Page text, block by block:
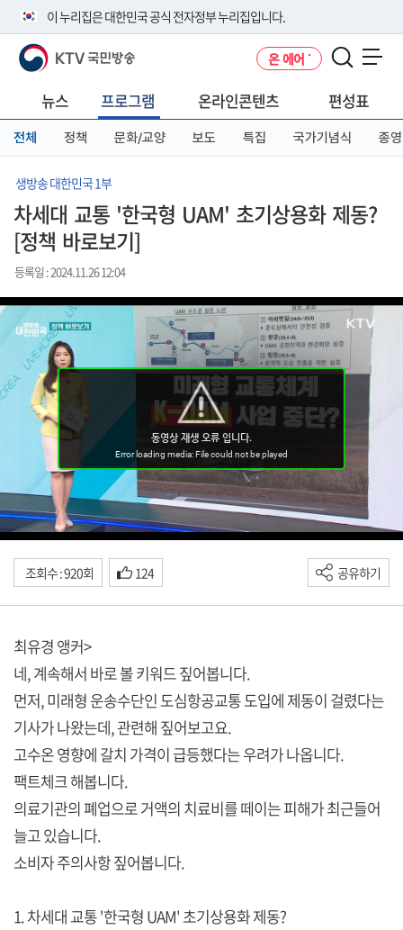
이 누리집은 대한민국 공식 전자정부 누리집입니다.
공식 누리집 주소 확인하기
니다.
이밖에 or.kr 또는 .kr등 다른 도메인 주소를 사용하고 있다면 아래 URL에
서 도메인 주소를 확인해 보세요
KTV 국민방송 온 에어
뉴스 프로그램 온라인콘텐츠 편성표
전체 정책 문화/교양 보도 특집 국가기념식 종영
생방송 대한민국 1부
차세대 교통 '한국형 UAM' 초기상용화 제동?
[정책 바로보기]
등록일 : 2024.11.26 12:04
조회수 : 920회 124 공유하기
최유경 앵커>
네, 계속해서 바로 볼 키워드 짚어봅니다.
먼저, 미래형 운송수단인 도심항공교통 도입에 제동이 걸렸다는
기사가 나왔는데, 관련해 짚어보고요.
고수온 영향에 갈치 가격이 급등했다는 우려가 나옵니다.
팩트체크 해봅니다.
의료기관의 폐업으로 거액의 치료비를 떼이는 피해가 최근들어
늘고 있습니다.
소비자 주의사항 짚어봅니다.
1. 차세대 교통 '한국형 UAM' 초기상용화 제동?